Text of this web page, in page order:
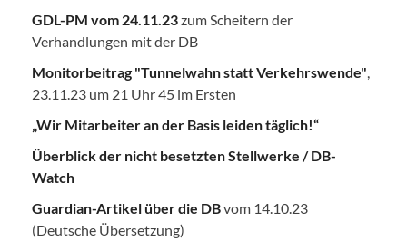
GDL-PM vom 24.11.23zum Scheitern der
Verhandlungen mit der DB
Monitorbeitrag "Tunnelwahn statt Verkehrswende",
23.11.23 um 21 Uhr 45 im Ersten
„Wir Mitarbeiter an der Basis leiden täglich!“
Überblick der nicht besetzten Stellwerke / DB-
Watch
Guardian-Artikel über die DBvom 14.10.23
(Deutsche Übersetzung)